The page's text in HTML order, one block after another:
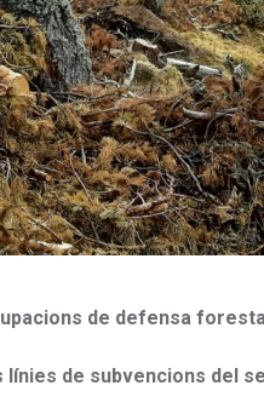
de defensa
línies de subvencions del